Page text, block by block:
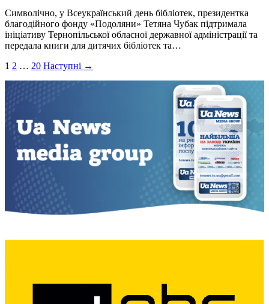
Символічно, у Всеукраїнський день бібліотек, президентка
благодійного фонду «Подоляни» Тетяна Чубак підтримала
ініціативу Тернопільської обласної державної адміністрації та
передала книги для дитячих бібліотек та…
Пагінація
записів
1 2 … 20 Наступні →